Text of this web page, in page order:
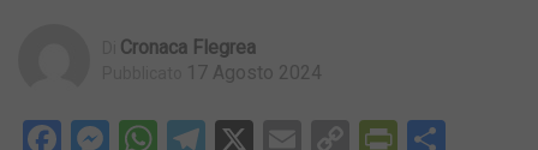
Cronaca Flegrea
17 Agosto 2024
Facebook
Messenger
WhatsApp
Telegram
X EmailCopy